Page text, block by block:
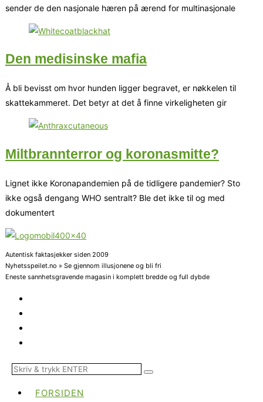
sender de den nasjonale hæren på ærend for multinasjonale
Den medisinske mafia
Å bli bevisst om hvor hunden ligger begravet, er nøkkelen til
skattekammeret. Det betyr at det å finne virkeligheten gir
Miltbrannterror og koronasmitte?
Lignet ikke Koronapandemien på de tidligere pandemier? Sto
ikke også dengang WHO sentralt? Ble det ikke til og med
dokumentert
Autentisk faktasjekker siden 2009
Nyhetsspeilet.no » Se gjennom illusjonene og bli fri
Eneste sannhetsgravende magasin i komplett bredde og full dybde
FORSIDEN